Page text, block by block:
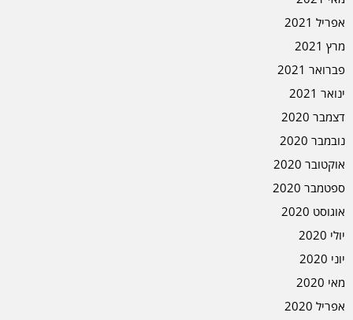
אפריל 2021
מרץ 2021
פברואר 2021
ינואר 2021
דצמבר 2020
נובמבר 2020
אוקטובר 2020
ספטמבר 2020
אוגוסט 2020
יולי 2020
יוני 2020
מאי 2020
אפריל 2020